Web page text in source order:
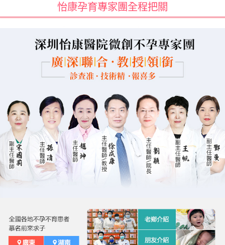
怡康孕育專家團全程把關